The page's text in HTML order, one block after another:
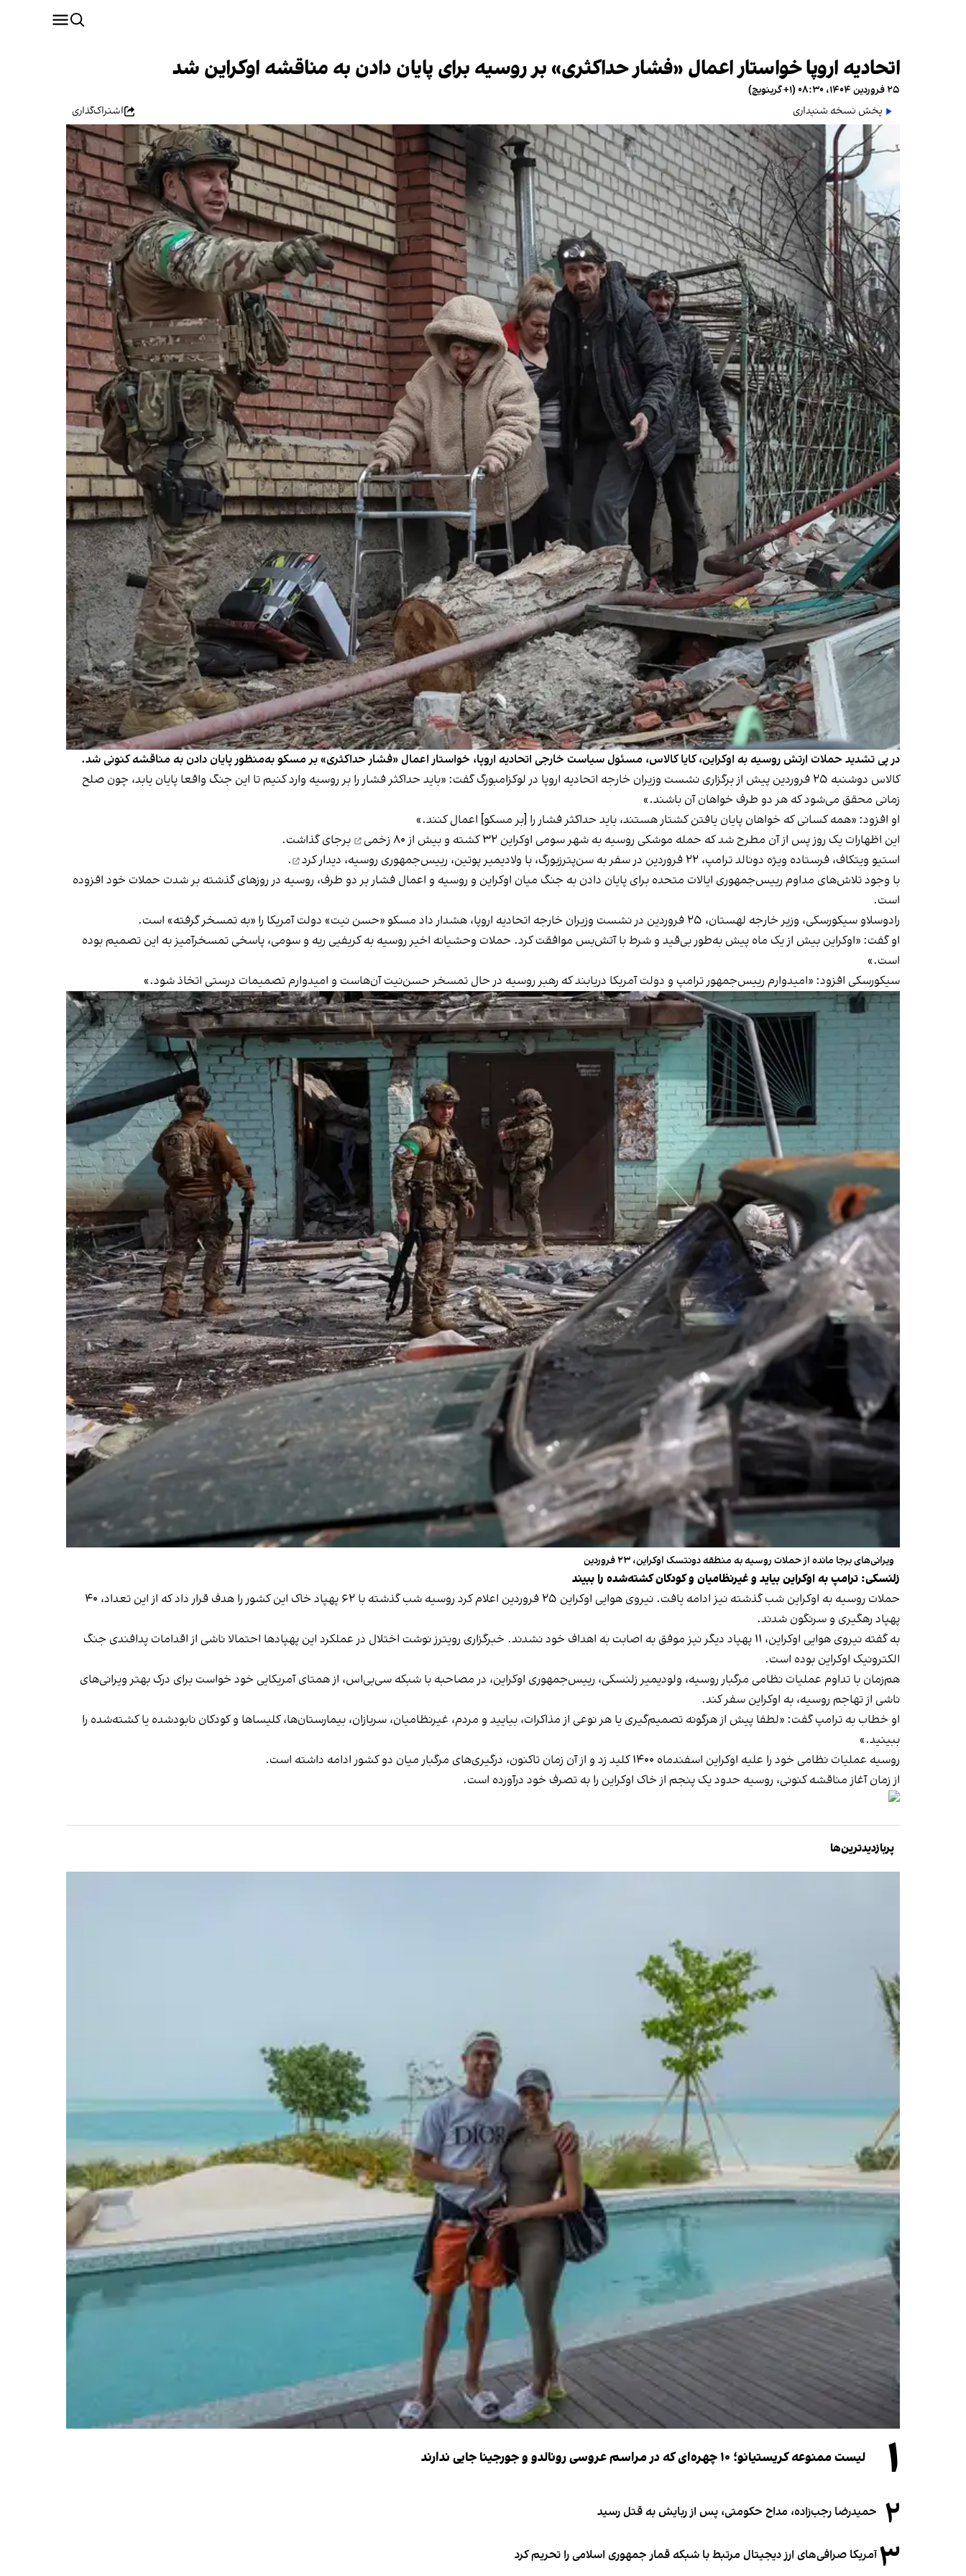
اتحادیه اروپا خواستار اعمال «فشار حداکثری» بر روسیه برای پایان دادن به مناقشه اوکراین شد
۲۵ فروردین ۱۴۰۴، ۰۸:۳۰ (‎+۱ گرینویچ)
پخش نسخه شنیداری
اشتراک‌گذاری
در پی تشدید حملات ارتش روسیه به اوکراین، کایا کالاس، مسئول سیاست خارجی اتحادیه اروپا، خواستار اعمال «فشار حداکثری» بر مسکو به‌منظور پایان دادن به مناقشه کنونی شد.
کالاس دوشنبه ۲۵ فروردین پیش از برگزاری نشست وزیران خارجه اتحادیه اروپا در لوکزامبورگ گفت: «باید حداکثر فشار را بر روسیه وارد کنیم تا این جنگ واقعا پایان یابد، چون صلح
زمانی محقق می‌شود که هر دو طرف خواهان آن باشند.»
او افزود: «همه کسانی که خواهان پایان یافتن کشتار هستند، باید حداکثر فشار را [بر مسکو] اعمال کنند.»
این اظهارات یک روز پس از آن مطرح شد که حمله موشکی روسیه به شهر سومی اوکراین ۳۲ کشته و بیش از ۸۰ زخمی
برجای گذاشت.
استیو ویتکاف‌، فرستاده ویژه دونالد ترامپ، ۲۲ فروردین در سفر به سن‌پترزبورگ، با ولادیمیر پوتین، رییس‌جمهوری روسیه،
دیدار کرد
.
با وجود تلاش‌های مداوم رییس‌جمهوری ایالات متحده برای پایان دادن به جنگ میان اوکراین و روسیه و اعمال فشار بر دو طرف، روسیه در روزهای گذشته بر شدت حملات خود افزوده
است.
رادوسلاو سیکورسکی، وزیر خارجه لهستان، ۲۵ فروردین در نشست وزیران خارجه اتحادیه اروپا، هشدار داد مسکو «حسن نیت» دولت آمریکا را «به تمسخر گرفته» است.
او گفت: «اوکراین بیش از یک ماه پیش به‌طور بی‌قید و شرط با آتش‌بس موافقت کرد. حملات وحشیانه اخیر روسیه به کریفیی ریه و سومی، پاسخی تمسخرآمیز به این تصمیم بوده
است.»
سیکورسکی افزود: «امیدوارم رییس‌جمهور ترامپ و دولت آمریکا دریابند که رهبر روسیه در حال تمسخر حسن‌نیت آن‌هاست و امیدوارم تصمیمات درستی اتخاذ شود.»
ویرانی‌های برجا مانده از حملات روسیه به منطقه دونتسک اوکراین، ۲۳ فروردین
زلنسکی: ترامپ به اوکراین بیاید و غیرنظامیان و کودکان کشته‌شده را ببیند
حملات روسیه به اوکراین شب گذشته نیز ادامه یافت. نیروی هوایی اوکراین ۲۵ فروردین اعلام کرد روسیه شب گذشته با ۶۲ پهپاد خاک این کشور را هدف قرار داد که از این تعداد، ۴۰
پهپاد رهگیری و سرنگون شدند.
به گفته نیروی هوایی اوکراین، ۱۱ پهپاد دیگر نیز موفق به اصابت به اهداف خود نشدند. خبرگزاری رویترز نوشت اختلال در عملکرد این پهپادها احتمالا ناشی از اقدامات پدافندی جنگ
الکترونیک اوکراین بوده است.
هم‌زمان با تداوم عملیات نظامی مرگبار روسیه، ولودیمیر زلنسکی، رییس‌جمهوری اوکراین، در مصاحبه با شبکه سی‌بی‌اس، از همتای آمریکایی خود خواست برای درک بهتر ویرانی‌های
ناشی از تهاجم روسیه، به اوکراین سفر کند.
او خطاب به ترامپ گفت: «لطفا پیش از هرگونه تصمیم‌گیری یا هر نوعی از مذاکرات، بیایید و مردم، غیرنظامیان، سربازان، بیمارستان‌ها، کلیساها و کودکان نابودشده یا کشته‌شده را
ببینید.»
روسیه عملیات نظامی خود را علیه اوکراین اسفند‌ماه ۱۴۰۰ کلید زد و از آن زمان تاکنون، درگیری‌های مرگبار میان دو کشور ادامه داشته است.
از زمان آغاز مناقشه کنونی، روسیه حدود یک پنجم از خاک اوکراین را به تصرف خود درآورده است.
پربازدیدترین‌ها
۱ لیست ممنوعه کریستیانو؛ ۱۰ چهره‌ای که در مراسم عروسی رونالدو و جورجینا جایی ندارند
۲ حمیدرضا رجب‌زاده، مداح حکومتی، پس از ربایش به قتل رسید
۳آمریکا صرافی‌های ارز دیجیتال مرتبط با شبکه قمار جمهوری اسلامی را تحریم کرد